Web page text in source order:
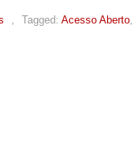
, Tagged: Acesso Aberto,